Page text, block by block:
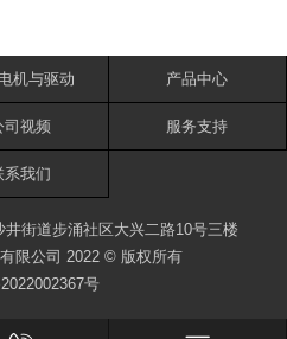
机与驱动 产品中心
司视频 服务支持
系我们
街道步涌社区大兴二路10号三楼
限公司 2022 © 版权所有
号